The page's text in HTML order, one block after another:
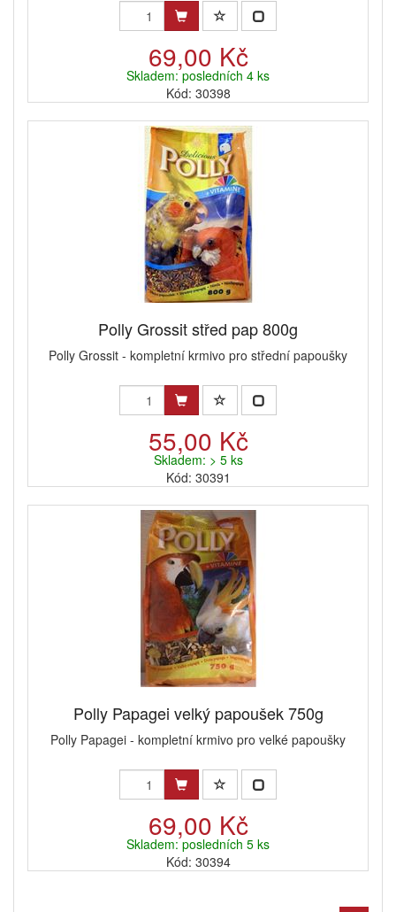
69,00 Kč
Skladem: posledních 4 ks
Kód: 30398
Polly Grossit střed pap 800g
Polly Grossit - kompletní krmivo pro střední papoušky
55,00 Kč
Skladem: > 5 ks
Kód: 30391
Polly Papagei velký papoušek 750g
Polly Papagei - kompletní krmivo pro velké papoušky
69,00 Kč
Skladem: posledních 5 ks
Kód: 30394